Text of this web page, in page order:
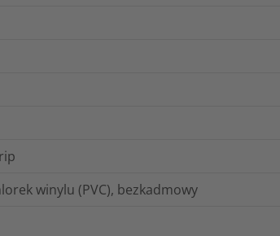
winylu (PVC), bezkadmowy